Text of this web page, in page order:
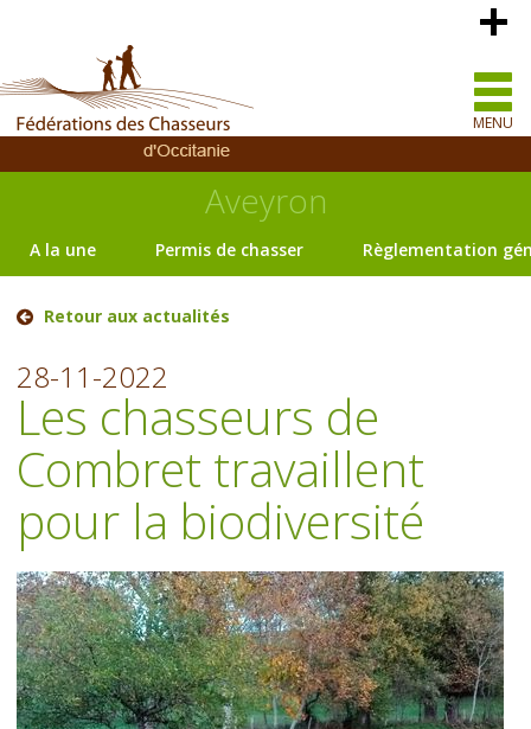
MENU
Aveyron
A la une Permis de chasser Règlementation
Retour aux actualités
28-11-2022
Les chasseurs de
Combret travaillent
pour la biodiversité